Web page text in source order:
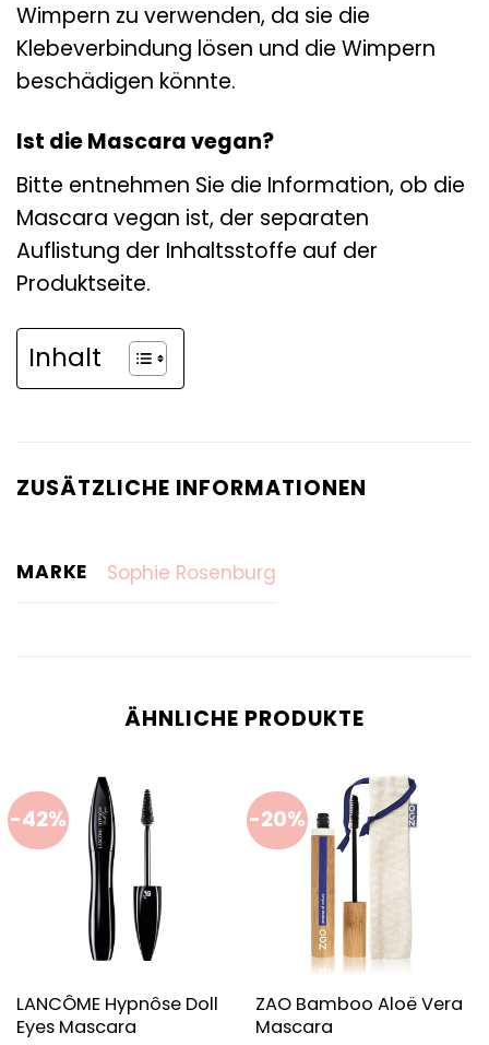
Wimpern zu verwenden, da sie die
Klebeverbindung lösen und die Wimpern
beschädigen könnte.
Ist die Mascara vegan?
Bitte entnehmen Sie die Information, ob die
Mascara vegan ist, der separaten
Auflistung der Inhaltsstoffe auf der
Produktseite.
Inhalt
ZUSÄTZLICHE INFORMATIONEN
MARKE Sophie Rosenburg
ÄHNLICHE PRODUKTE
-42%
LANCÔME Hypnôse Doll
Eyes Mascara
-20%
ZAO Bamboo Aloë Vera
Mascara